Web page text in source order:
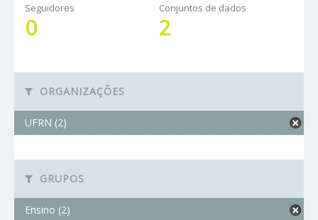
Seguidores
0
Conjuntos de dados
2
ORGANIZAÇÕES
UFRN (2)
GRUPOS
Ensino (2)